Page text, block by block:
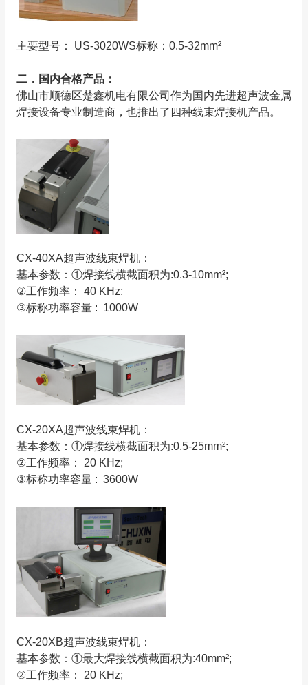
主要型号： US-3020WS标称：0.5-32mm²
二．国内合格产品：
佛山市顺德区楚鑫机电有限公司作为国内先进超声波金属
焊接设备专业制造商，也推出了四种线束焊接机产品。
CX-40XA超声波线束焊机：
基本参数：①焊接线横截面积为:0.3-10mm²;
②工作频率： 40 KHz;
③标称功率容量 : 1000W
CX-20XA超声波线束焊机：
基本参数：①焊接线横截面积为:0.5-25mm²;
②工作频率： 20 KHz;
③标称功率容量 : 3600W
CX-20XB超声波线束焊机：
基本参数：①最大焊接线横截面积为:40mm²;
②工作频率： 20 KHz;